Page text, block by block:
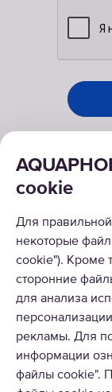
cookie
Для
некоторые
cookie"). Кроме
сторонние
для анализа
рекламы. Для
информации
файлы cookie".
О КОМПАНИИ